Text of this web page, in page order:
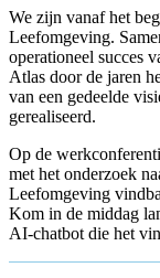
We zijn vanaf het
Leefomgeving.
operationeel succes
Atlas door de jaren
van een gedeelde
gerealiseerd.
Op de
met het onderzoek
Leefomgeving
Kom in de middag
AI-chatbot die het